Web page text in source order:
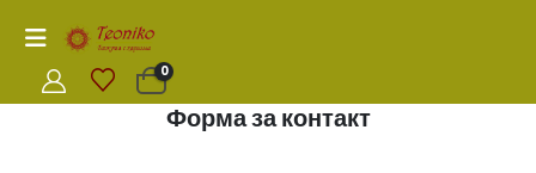
0
Форма за контакт